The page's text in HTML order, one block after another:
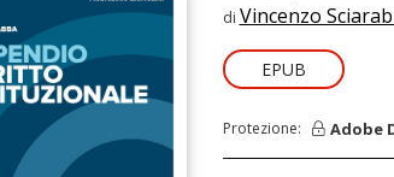
di Vincenzo
EPUB
Protezione: Adobe